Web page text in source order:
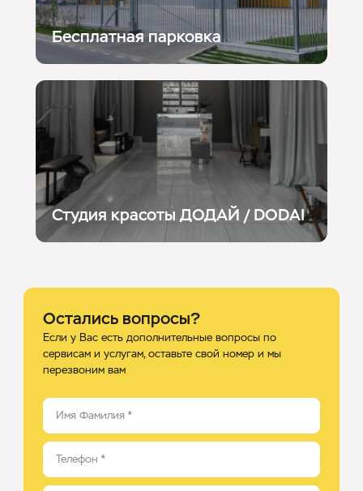
Бесплатная парковка
Студия красоты ДОДАЙ / DODAI
Остались вопросы?
Если у Вас есть дополнительные вопросы по
сервисам и услугам, оставьте свой номер и мы
перезвоним вам
Имя Фамилия *
Телефон *